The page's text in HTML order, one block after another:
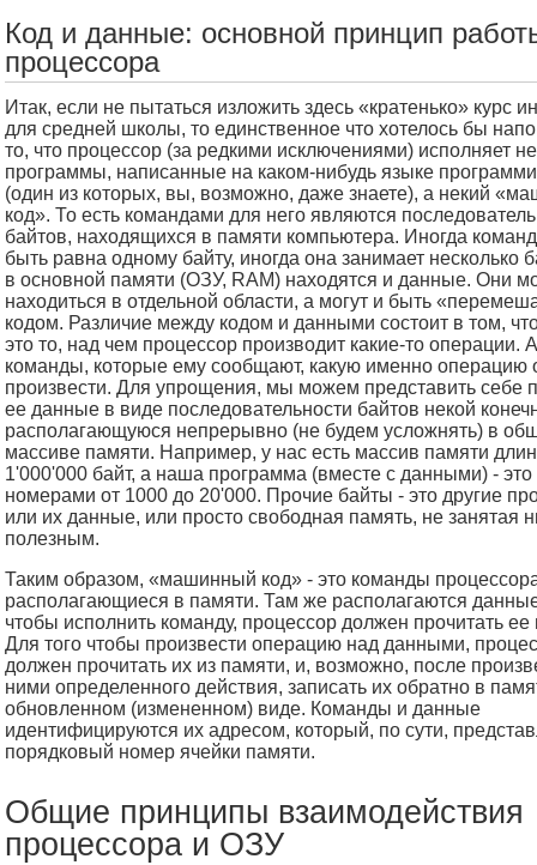
Код и данные: основной принцип
процессора
Итак, если не пытаться изложить здесь «кратенько» курс
для средней школы, то единственное что хотелось бы
то, что процессор (за редкими исключениями) исполняет не
программы, написанные на каком-нибудь языке
(один из которых, вы, возможно, даже знаете), а некий
код». То есть командами для него являются
байтов, находящихся в памяти компьютера. Иногда
быть равна одному байту, иногда она занимает несколько
в основной памяти (ОЗУ, RAM) находятся и данные. Они
находиться в отдельной области, а могут и быть
кодом. Различие между кодом и данными состоит в том,
это то, над чем процессор производит какие-то операции.
команды, которые ему сообщают, какую именно операцию
произвести. Для упрощения, мы можем представить себе
ее данные в виде последовательности байтов некой
располагающуюся непрерывно (не будем усложнять) в
массиве памяти. Например, у нас есть массив памяти
1'000'000 байт, а наша программа (вместе с данными) - это
номерами от 1000 до 20'000. Прочие байты - это другие
или их данные, или просто свободная память, не занятая
полезным.
Таким образом, «машинный код» - это команды
располагающиеся в памяти. Там же располагаются
чтобы исполнить команду, процессор должен прочитать ее
Для того чтобы произвести операцию над данными,
должен прочитать их из памяти, и, возможно, после
ними определенного действия, записать их обратно в
обновленном (измененном) виде. Команды и данные
идентифицируются их адресом, который, по сути,
порядковый номер ячейки памяти.
Общие принципы взаимодействия
процессора и ОЗУ